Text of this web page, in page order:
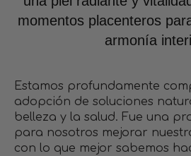
momentos placenteros
armonía
Estamos profundamente
adopción de soluciones
belleza y la salud. Fue una
para nosotros mejorar
con lo que mejor sabemos